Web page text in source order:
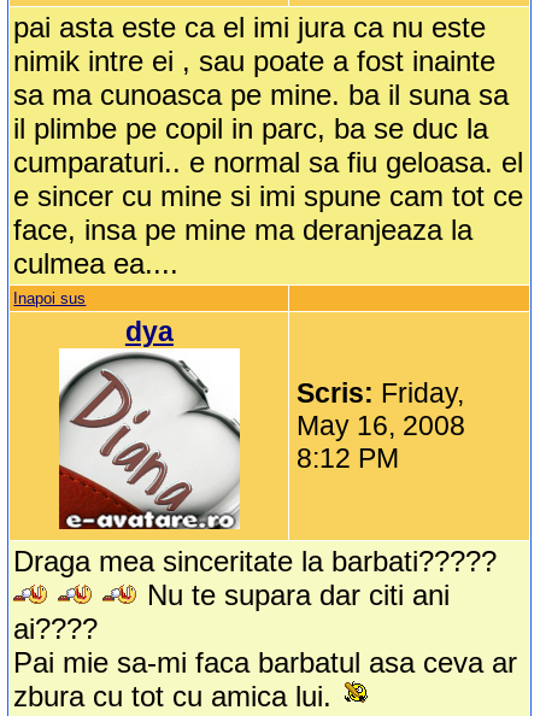
pai asta este ca el imi jura ca nu este
nimik intre ei , sau poate a fost inainte
sa ma cunoasca pe mine. ba il suna sa
il plimbe pe copil in parc, ba se duc la
cumparaturi.. e normal sa fiu geloasa. el
e sincer cu mine si imi spune cam tot ce
face, insa pe mine ma deranjeaza la
culmea ea....
Inapoi sus
dya
Scris: Friday,
May 16, 2008
8:12 PM
Draga mea sinceritate la barbati?????
Nu te supara dar citi ani
ai????
Pai mie sa-mi faca barbatul asa ceva ar
zbura cu tot cu amica lui.